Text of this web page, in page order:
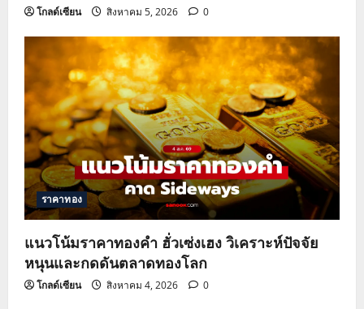
โกลด์เซียน สิงหาคม 5, 2026 0
ราคาทอง
แนวโน้มราคาทองคำ ฮั่วเซ่งเฮง วิเคราะห์ปัจจัย
หนุนและกดดันตลาดทองโลก
โกลด์เซียน สิงหาคม 4, 2026 0